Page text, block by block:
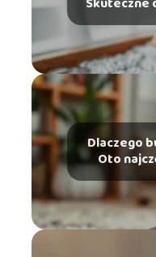
Dlaczego
Oto